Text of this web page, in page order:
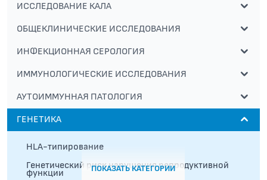
ИССЛЕДОВАНИЕ КАЛА
ОБЩЕКЛИНИЧЕСКИЕ ИССЛЕДОВАНИЯ
ИНФЕКЦИОННАЯ СЕРОЛОГИЯ
ИММУНОЛОГИЧЕСКИЕ ИССЛЕДОВАНИЯ
АУТОИММУННАЯ ПАТОЛОГИЯ
ГЕНЕТИКА
HLA-типирование
Генетический риск нарушения репродуктивной
функции
ПОКАЗАТЬ КАТЕГОРИИ